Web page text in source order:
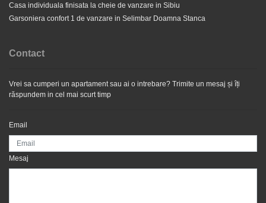
Apartament 2 camere , spatios, decomandat , terasa , zona
Ind Vest
Casa individuala finisata la cheie de vanzare in Sibiu
Garsoniera confort 1 de vanzare in Selimbar Doamna Stanca
Contact
Vrei sa cumperi un apartament sau ai o intrebare? Trimite un mesaj și îți
răspundem in cel mai scurt timp
Email
Mesaj